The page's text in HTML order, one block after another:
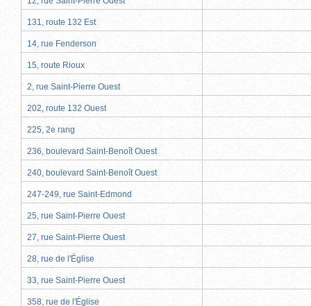
131, route 132 Est
14, rue Fenderson
15, route Rioux
2, rue Saint-Pierre Ouest
202, route 132 Ouest
225, 2e rang
236, boulevard Saint-Benoît Ouest
240, boulevard Saint-Benoît Ouest
247-249, rue Saint-Edmond
25, rue Saint-Pierre Ouest
27, rue Saint-Pierre Ouest
28, rue de l'Église
33, rue Saint-Pierre Ouest
358, rue de l'Église